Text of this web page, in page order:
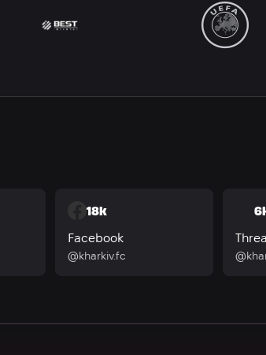
18k
Facebook
@kharkiv.fc